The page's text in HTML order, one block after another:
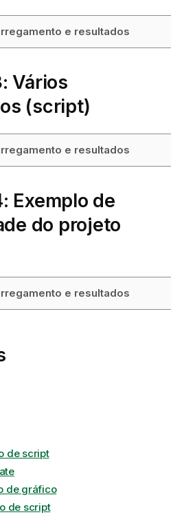
e resultados
Vários
(script)
e resultados
Exemplo de
do projeto
e resultados
de script
de gráfico
de script